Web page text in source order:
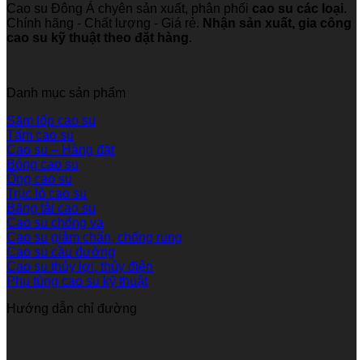
Cao su Đông Á chyên sản xuất, phân phối cao su các loại.
Chính hãng - Chất lượng - Giá rẻ. Nhận sản xuất, gia công
cao su kỹ thuật theo đặt hàng.
Danh mục sản phẩm
Săm lốp cao su
Tấm cao su
Cao su – Hàng đặt
Bóng cao su
Ống cao su
Trục lô cao su
Băng tải cao su
Cao su chống va
Cao su giảm chấn, chống rung
Cao su cầu đường
Cao su thủy lợi, thủy điện
Phụ tùng cao su kỹ thuật
Hướng dẫn chỉ đường